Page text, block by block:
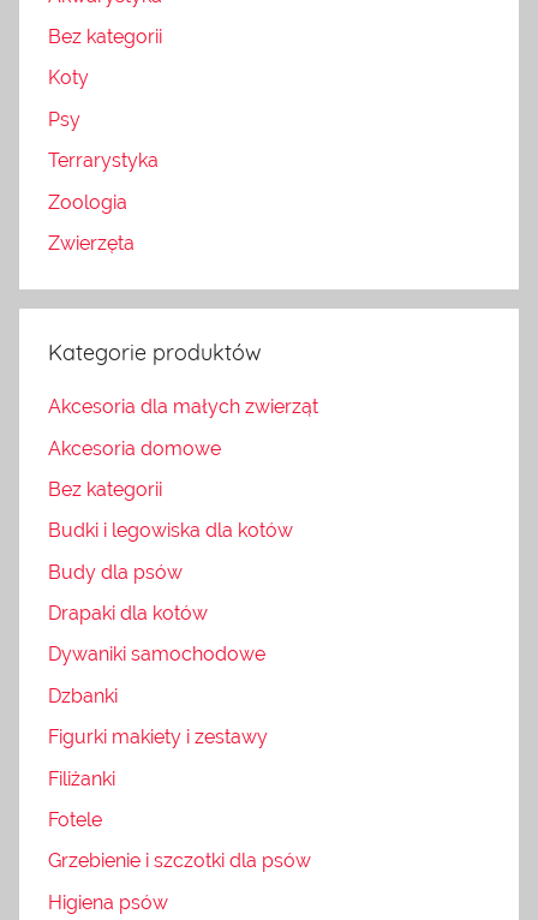
Bez kategorii
Koty
Psy
Terrarystyka
Zoologia
Zwierzęta
Kategorie produktów
Akcesoria dla małych zwierząt
Akcesoria domowe
Bez kategorii
Budki i legowiska dla kotów
Budy dla psów
Drapaki dla kotów
Dywaniki samochodowe
Dzbanki
Figurki makiety i zestawy
Filiżanki
Fotele
Grzebienie i szczotki dla psów
Higiena psów